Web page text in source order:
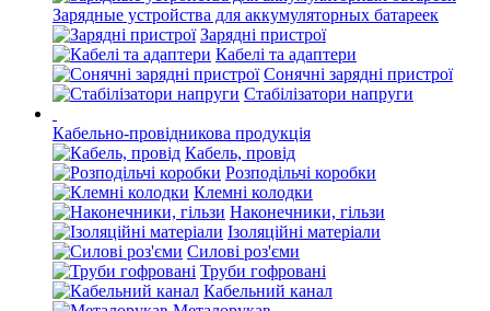
Зарядные устройства для аккумуляторных батареек
Зарядні пристрої
Кабелі та адаптери
Сонячні зарядні пристрої
Стабілізатори напруги
Кабельно-провідникова продукція
Кабель, провід
Розподільчі коробки
Клемні колодки
Наконечники, гільзи
Ізоляційні матеріали
Силові роз'єми
Труби гофровані
Кабельний канал